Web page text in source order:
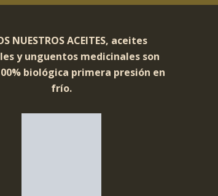
NUESTROS ACEITES, aceites
y unguentos medicinales son
biológica primera presión en
frío.